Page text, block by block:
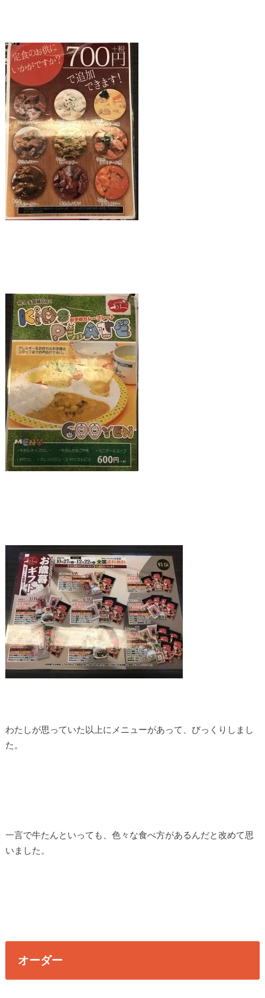
わたしが思っていた以上にメニューがあって、びっくりしまし
た。
一言で牛たんといっても、色々な食べ方があるんだと改めて思
いました。
オーダー